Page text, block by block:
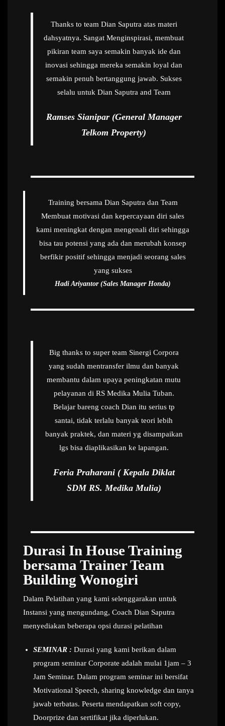
Thanks to team Dian Saputra atas materi
dahsyatnya. Sangat Menginspirasi, membuat
pikiran team saya semakin banyak ide dan
inovasi sehingga mereka semakin loyal dan
semakin penuh bertanggung jawab. Sukses
selalu untuk Dian Saputra and Team
Ramses Sianipar (General Manager
Telkom Property)
Training bersama Dian Saputra dan Team
Membuat motivasi dan kepercayaan diri sales
kami meningkat dengan mengenali diri sehingga
bisa tau potensi yang ada dan merubah konsep
berfikir positif sehingga menjadi seorang sales
yang sukses
Hadi Ariyantor (Sales Manager Honda)
Big thanks to super team Sinergi Corpora
yang sudah mentransfer ilmu dan banyak
membantu dalam upaya peningkatan mutu
pelayanan di RS Medika Mulia Tuban.
Belajar bareng coach Dian itu serius tp
santai, tidak terlalu banyak teori lebih
banyak praktek, dan materi yg disampaikan
lgs bisa diaplikasikan ke lapangan.
Feria Praharani ( Kepala Diklat
SDM RS. Medika Mulia)
Durasi In House Training
bersama Trainer Team
Building Wonogiri
Dalam Pelatihan yang kami selenggarakan untuk
Instansi yang mengundang, Coach Dian Saputra
menyediakan beberapa opsi durasi pelatihan
SEMINAR : Durasi yang kami berikan dalam
program seminar Corporate adalah mulai 1jam – 3
Jam Seminar. Dalam program seminar ini bersifat
Motivational Speech, sharing knowledge dan tanya
jawab terbatas. Peserta mendapatkan soft copy,
Doorprize dan sertifikat jika diperlukan.